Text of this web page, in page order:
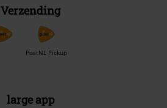
Verzending
PostNL Pickup
large app